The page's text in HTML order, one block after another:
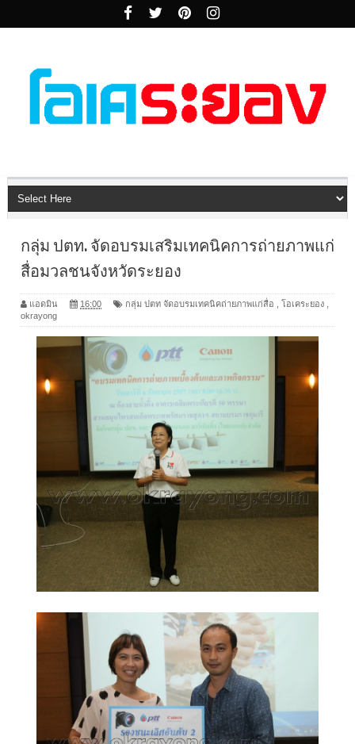
กลุ่ม ปตท. จัดอบรมเสริมเทคนิคการถ่ายภาพแก่
สื่อมวลชนจังหวัดระยอง
แอดมิน 16:00 กลุ่ม ปตท จัดอบรมเทคนิคถ่ายภาพแก่สื่อ โอเคระยอง
okrayong